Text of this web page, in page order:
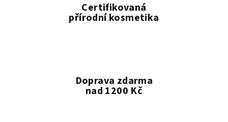
Certifikovaná
přírodní kosmetika
Doprava zdarma
nad 1200 Kč